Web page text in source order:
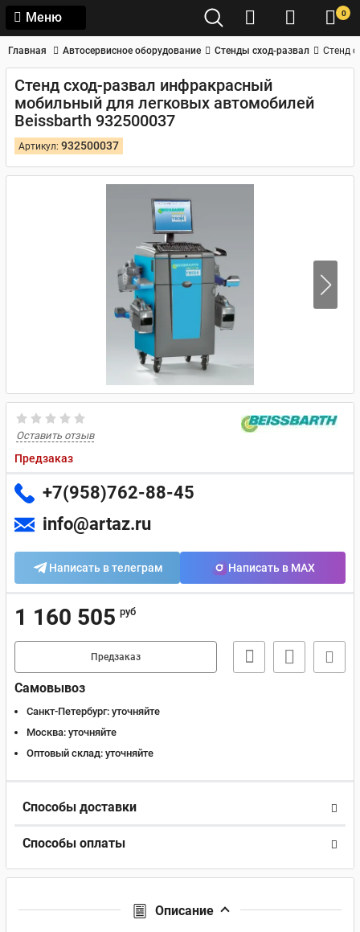
Меню 0
Главная Автосервисное оборудование Стенды сход-развал Стенд
Стенд сход-развал инфракрасный
мобильный для легковых автомобилей
Beissbarth 932500037
Артикул: 932500037
Оставить отзыв
Предзаказ
+7(958)762-88-45
info@artaz.ru
Написать в телеграм Написать в MAX
1 160 505 руб
Предзаказ
Самовывоз
Санкт-Петербург: уточняйте
Москва: уточняйте
Оптовый склад: уточняйте
Способы доставки
Способы оплаты
Описание